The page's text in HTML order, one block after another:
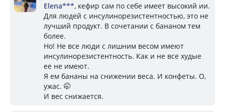
Elena***, кефир сам по себе имеет высокий ии.
Для людей с инсулинорезистентностью, это не
лучший продукт. В сочетании с бананом тем
более.
Но! Не все люди с лишним весом имеют
инсулинорезистентность. Как и не все худые
ее не имеют.
Я ем бананы на снижении веса. И конфеты. О,
ужас. 🤭
И вес снижается.